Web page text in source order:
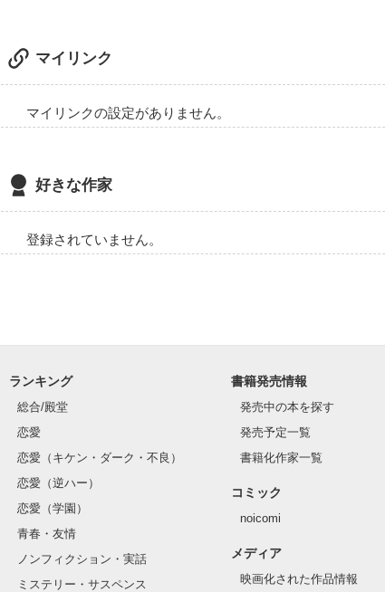
・ひょんな所から桃子達と仲間になった
るらしいが…謎多き人物である
「お前のそういう所…好きだぜ？」
作品を読む
これはとある2人の冒険のお話…
作品を読む
ーーーーーーーーーーーー
ご了承下さい
元気が取り柄の高校生、黒髪のロングヘア
瞳が灰色なため気味悪がられるので
普段はコンタクトレンズを付けたり
マイリンク
マイリンクの設定がありません。
好きな作家
登録されていません。
ランキング
総合/殿堂
恋愛
恋愛（キケン・ダーク・不良）
恋愛（逆ハー）
恋愛（学園）
青春・友情
ノンフィクション・実話
ミステリー・サスペンス
書籍発売情報
発売中の本を探す
発売予定一覧
書籍化作家一覧
コミック
noicomi
メディア
映画化された作品情報